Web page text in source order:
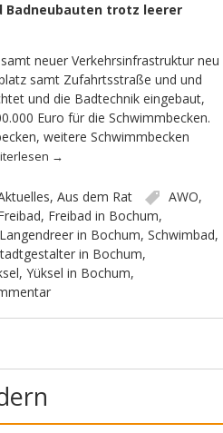
Badneubauten trotz leerer
neuer Verkehrsinfrastruktur neu
samt Zufahrtsstraße und und
und die Badtechnik eingebaut,
Euro für die Schwimmbecken.
weitere Schwimmbecken
→
, Aus dem Rat AWO,
, Freibad in Bochum,
Langendreer in Bochum, Schwimbad,
in Bochum,
, Yüksel in Bochum,